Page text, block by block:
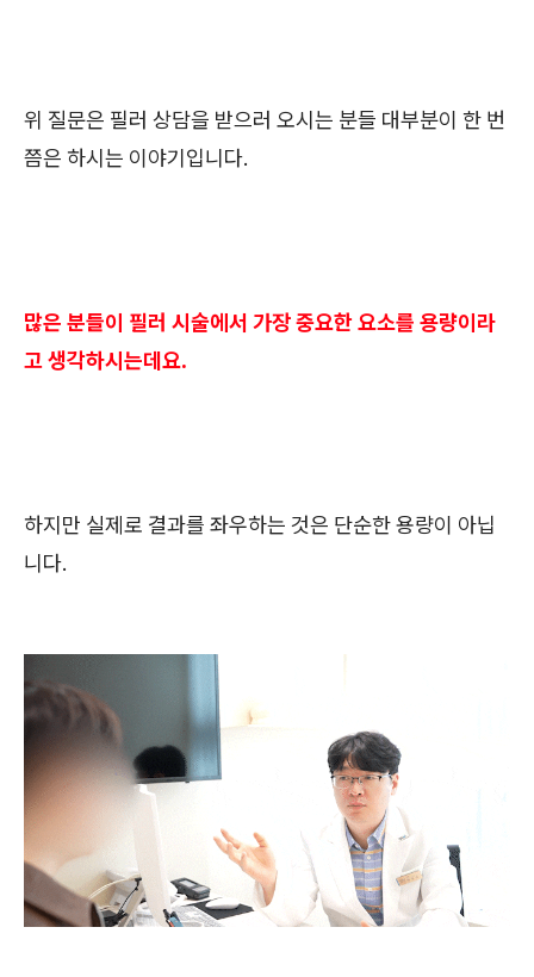
위 질문은 필러 상담을 받으러 오시는 분들 대부분이 한 번
쯤은 하시는 이야기입니다.
많은 분들이 필러 시술에서 가장 중요한 요소를 용량이라
고 생각하시는데요.
하지만 실제로 결과를 좌우하는 것은 단순한 용량이 아닙
니다.